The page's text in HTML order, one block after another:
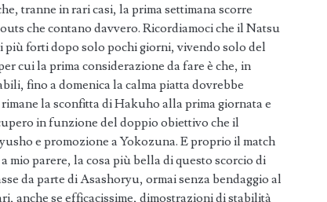
tranne in rari casi, la prima settimana scorre
che contano davvero. Ricordiamoci che il Natsu
più forti dopo solo pochi giorni, vivendo solo del
cui la prima considerazione da fare è che, in
fino a domenica la calma piatta dovrebbe
la sconfitta di Hakuho alla prima giornata e
in funzione del doppio obiettivo che il
e promozione a Yokozuna. E proprio il match
mio parere, la cosa più bella di questo scorcio di
da parte di Asashoryu, ormai senza bendaggio al
anche se efficacissime, dimostrazioni di stabilità